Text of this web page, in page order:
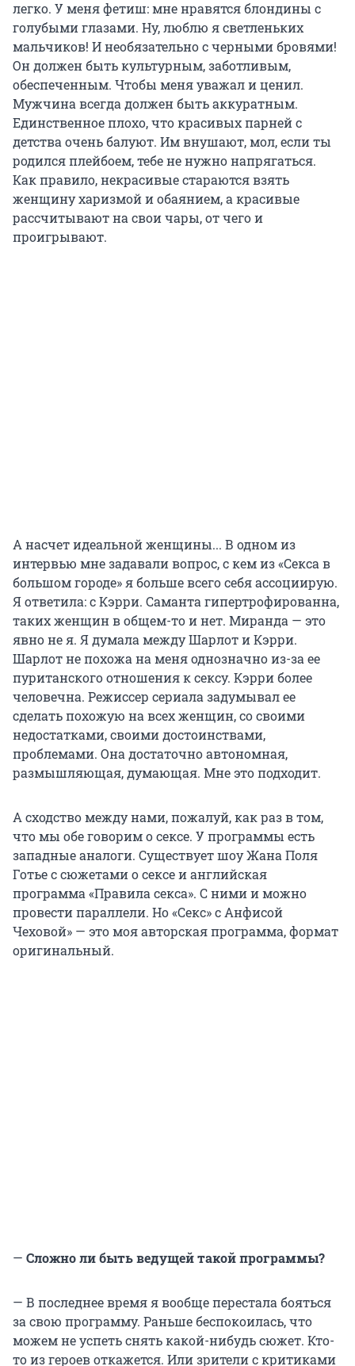
легко. У меня фетиш: мне нравятся блондины с
голубыми глазами. Ну, люблю я светленьких
мальчиков! И необязательно с черными бровями!
Он должен быть культурным, заботливым,
обеспеченным. Чтобы меня уважал и ценил.
Мужчина всегда должен быть аккуратным.
Единственное плохо, что красивых парней с
детства очень балуют. Им внушают, мол, если ты
родился плейбоем, тебе не нужно напрягаться.
Как правило, некрасивые стараются взять
женщину харизмой и обаянием, а красивые
рассчитывают на свои чары, от чего и
проигрывают.
А насчет идеальной женщины... В одном из
интервью мне задавали вопрос, с кем из «Секса в
большом городе» я больше всего себя ассоциирую.
Я ответила: с Кэрри. Саманта гипертрофированна,
таких женщин в общем-то и нет. Миранда — это
явно не я. Я думала между Шарлот и Кэрри.
Шарлот не похожа на меня однозначно из-за ее
пуританского отношения к сексу. Кэрри более
человечна. Режиссер сериала задумывал ее
сделать похожую на всех женщин, со своими
недостатками, своими достоинствами,
проблемами. Она достаточно автономная,
размышляющая, думающая. Мне это подходит.
А сходство между нами, пожалуй, как раз в том,
что мы обе говорим о сексе. У программы есть
западные аналоги. Существует шоу Жана Поля
Готье с сюжетами о сексе и английская
программа «Правила секса». С ними и можно
провести параллели. Но «Секс» с Анфисой
Чеховой» — это моя авторская программа, формат
оригинальный.
— Сложно ли быть ведущей такой программы?
— В последнее время я вообще перестала бояться
за свою программу. Раньше беспокоилась, что
можем не успеть снять какой-нибудь сюжет. Кто-
то из героев откажется. Или зрители с критиками